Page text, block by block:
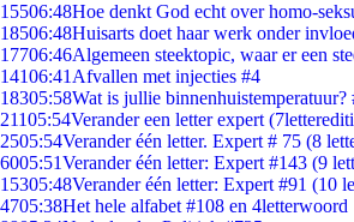
15506:48Hoe denkt God echt over homo-
18506:48Huisarts doet haar werk onder
17706:46Algemeen steektopic, waar er een
14106:41 Afvallen met injecties #4
18305:58Wat is jullie
21105:54Verander een letter expert
2505:54Verander één letter. Expert # 75 (8
6005:51Verander één letter: Expert #143 (9
15305:48Verander één letter: Expert #91 (10
4705:38Het hele alfabet #108 en 4letterwoord